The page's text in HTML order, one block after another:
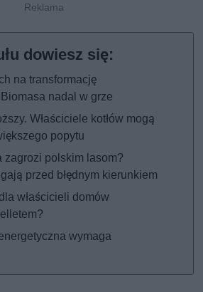
na transformację
nadal w grze
Właściciele kotłów mogą
popytu
zagrozi polskim lasom?
przed błędnym kierunkiem
właścicieli domów
wymaga